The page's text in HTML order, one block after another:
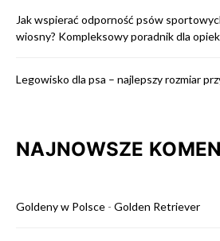
Jak wspierać odporność psów
wiosny? Kompleksowy poradnik dla
Legowisko dla psa – najlepszy rozmiar
NAJNOWSZE
Goldeny w Polsce - Golden Retriever